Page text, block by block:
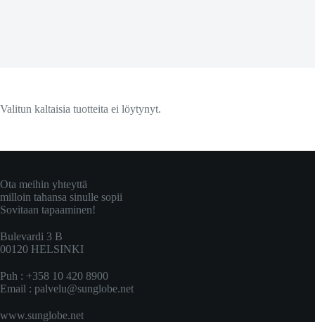
Valitun kaltaisia tuotteita ei löytynyt.
Ota meihin yhteyttä
milloin tahansa sinulle sopii
Sovitaan tapaaminen!
Bulevardi 3 B
00120 HELSINKI
Puh : +358 10 420 8900
Email : palvelu@sunglobe.net
www.sunglobe.net